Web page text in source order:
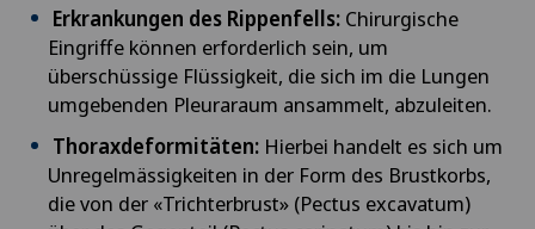
Ästhetische und korrigierende Dermatologie
Augenchirurgie
Augenentzündungen
Augenlaser-Methoden
Erkrankungen des Rippenfells: Chirurgische
Eingriffe können erforderlich sein, um
überschüssige Flüssigkeit, die sich im die Lungen
umgebenden Pleuraraum ansammelt, abzuleiten.
Thoraxdeformitäten: Hierbei handelt es sich um
Unregelmässigkeiten in der Form des Brustkorbs,
die von der «Trichterbrust» (Pectus excavatum)